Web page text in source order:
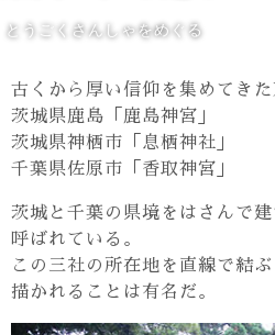
とうごくさんしゃをめぐる
古くから厚い信仰を集めてきた
茨城県鹿島「鹿島神宮」
茨城県神栖市「息栖神社」
千葉県佐原市「香取神宮」
茨城と千葉の県境をはさんで
呼ばれている。
この三社の所在地を直線で結
描かれることは有名だ。